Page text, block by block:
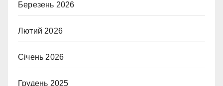
Березень 2026
Лютий 2026
Січень 2026
Грудень 2025